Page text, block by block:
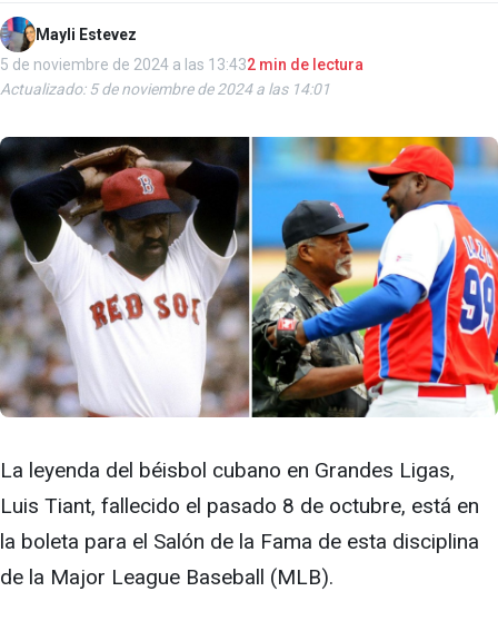
Mayli Estevez
5 de noviembre de 2024 a las 13:432 min de lectura
Actualizado: 5 de noviembre de 2024 a las 14:01
La leyenda del béisbol cubano en Grandes Ligas,
Luis Tiant, fallecido el pasado 8 de octubre, está en
la boleta para el Salón de la Fama de esta disciplina
de la Major League Baseball (MLB).